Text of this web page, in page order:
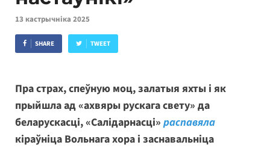
13 кастрычніка 2025
SHARE TWEET
Пра страх, спеўную моц, залатыя яхты і як
прыйшла ад «ахвяры рускага свету» да
беларускасці, «Салідарнасці» распавяла
кіраўніца Вольнага хора і заснавальніца